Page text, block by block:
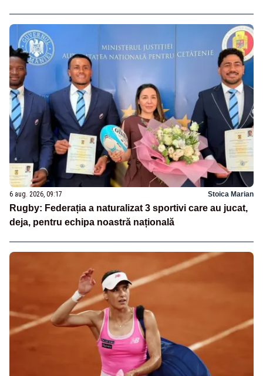
6 aug. 2026, 09:17 Stoica Marian
Rugby: Federația a naturalizat 3 sportivi care au jucat,
deja, pentru echipa noastră națională